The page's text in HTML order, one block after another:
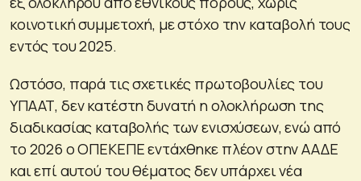
κοινοτική συμμετοχή, με στόχο την καταβολή τους
εντός του 2025.
Ωστόσο, παρά τις σχετικές πρωτοβουλίες του
ΥΠΑΑΤ, δεν κατέστη δυνατή η ολοκλήρωση της
διαδικασίας καταβολής των ενισχύσεων, ενώ από
το 2026 ο ΟΠΕΚΕΠΕ εντάχθηκε πλέον στην ΑΑΔΕ
και επί αυτού του θέματος δεν υπάρχει νέα